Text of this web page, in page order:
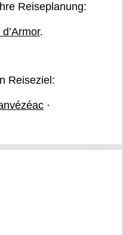
Reiseplanung:
.
Reiseziel:
·